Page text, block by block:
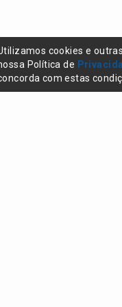
cookies e
Política de
com estas